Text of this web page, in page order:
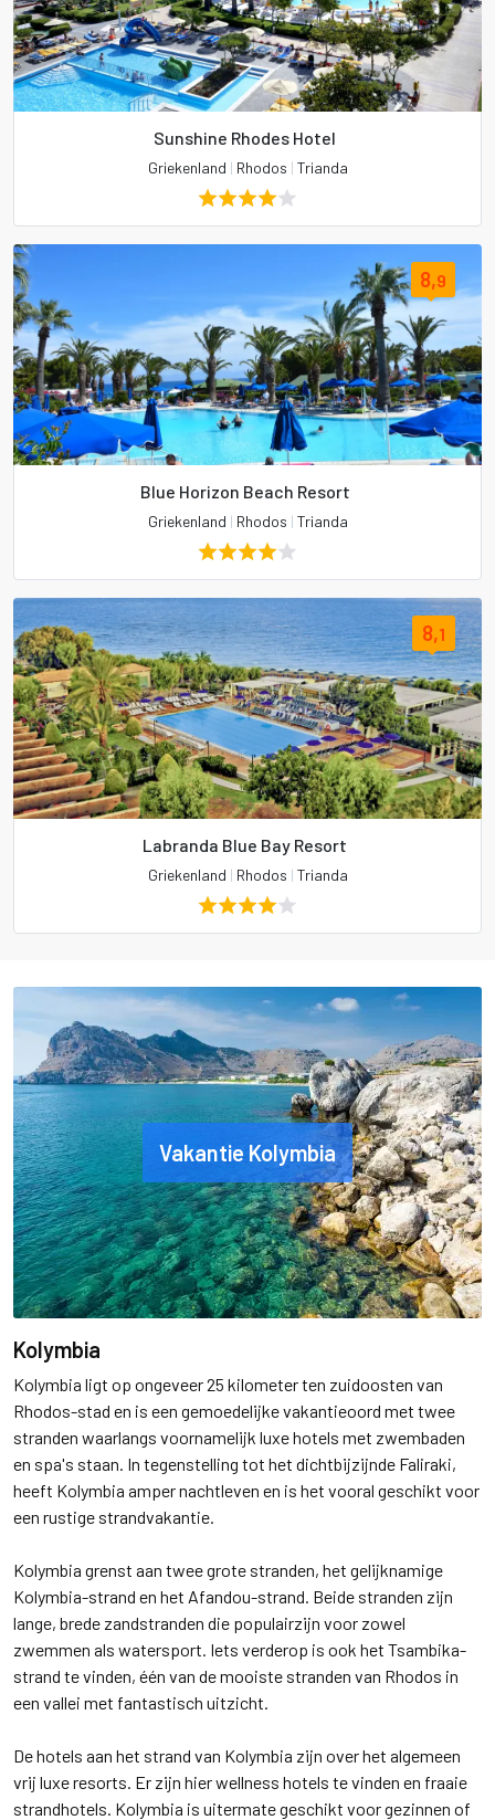
Sunshine Rhodes Hotel
Griekenland | Rhodos | Trianda
8,9
Blue Horizon Beach Resort
Griekenland | Rhodos | Trianda
8,1
Labranda Blue Bay Resort
Griekenland | Rhodos | Trianda
Vakantie Kolymbia
Kolymbia
Kolymbia ligt op ongeveer 25 kilometer ten zuidoosten van
Rhodos-stad en is een gemoedelijke vakantieoord met twee
stranden waarlangs voornamelijk luxe hotels met zwembaden
en spa's staan. In tegenstelling tot het dichtbijzijnde Faliraki,
heeft Kolymbia amper nachtleven en is het vooral geschikt voor
een rustige strandvakantie.
Kolymbia grenst aan twee grote stranden, het gelijknamige
Kolymbia-strand en het Afandou-strand. Beide stranden zijn
lange, brede zandstranden die populairzijn voor zowel
zwemmen als watersport. Iets verderop is ook het Tsambika-
strand te vinden, één van de mooiste stranden van Rhodos in
een vallei met fantastisch uitzicht.
De hotels aan het strand van Kolymbia zijn over het algemeen
vrij luxe resorts. Er zijn hier wellness hotels te vinden en fraaie
strandhotels. Kolymbia is uitermate geschikt voor gezinnen of